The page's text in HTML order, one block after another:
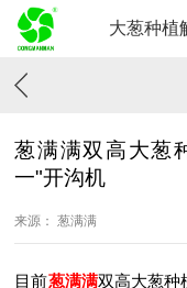
大葱种植
葱满满双高大葱
一"开沟机
来源： 葱满满
目前葱满满双高大葱种